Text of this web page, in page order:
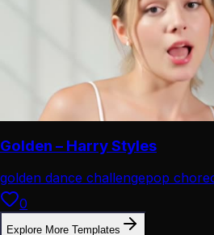
Golden – Harry Styles
golden dance challengepop
0
Explore More Templates